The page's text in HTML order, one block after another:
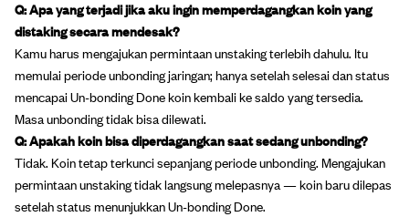
Q: Apa yang terjadi jika aku ingin memperdagangkan koin yang
distaking secara mendesak?
Kamu harus mengajukan permintaan unstaking terlebih dahulu. Itu
memulai periode unbonding jaringan; hanya setelah selesai dan status
mencapai Un-bonding Done koin kembali ke saldo yang tersedia.
Masa unbonding tidak bisa dilewati.
Q: Apakah koin bisa diperdagangkan saat sedang unbonding?
Tidak. Koin tetap terkunci sepanjang periode unbonding. Mengajukan
permintaan unstaking tidak langsung melepasnya — koin baru dilepas
setelah status menunjukkan Un-bonding Done.